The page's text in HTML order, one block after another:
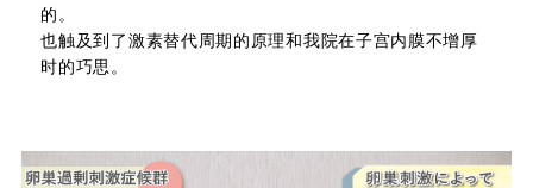
的。
也触及到了激素替代周期的原理和我院在子宫内膜不增厚
时的巧思。